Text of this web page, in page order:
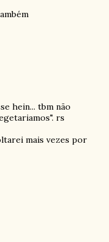
hein... tbm não
rs
mais vezes por